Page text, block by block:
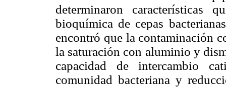
determinaron características
bioquímica de cepas
encontró que la contaminación
la saturación con aluminio y
capacidad de intercambio
comunidad bacteriana y